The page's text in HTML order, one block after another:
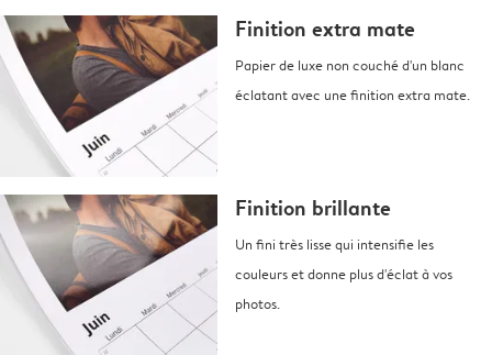
Finition extra mate
Papier de luxe non couché d'un blanc
éclatant avec une finition extra mate.
Finition brillante
Un fini très lisse qui intensifie les
couleurs et donne plus d'éclat à vos
photos.